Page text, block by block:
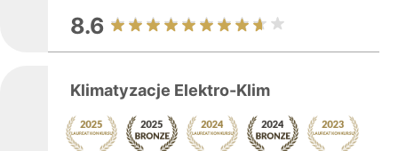
8.6
Klimatyzacje Elektro-Klim